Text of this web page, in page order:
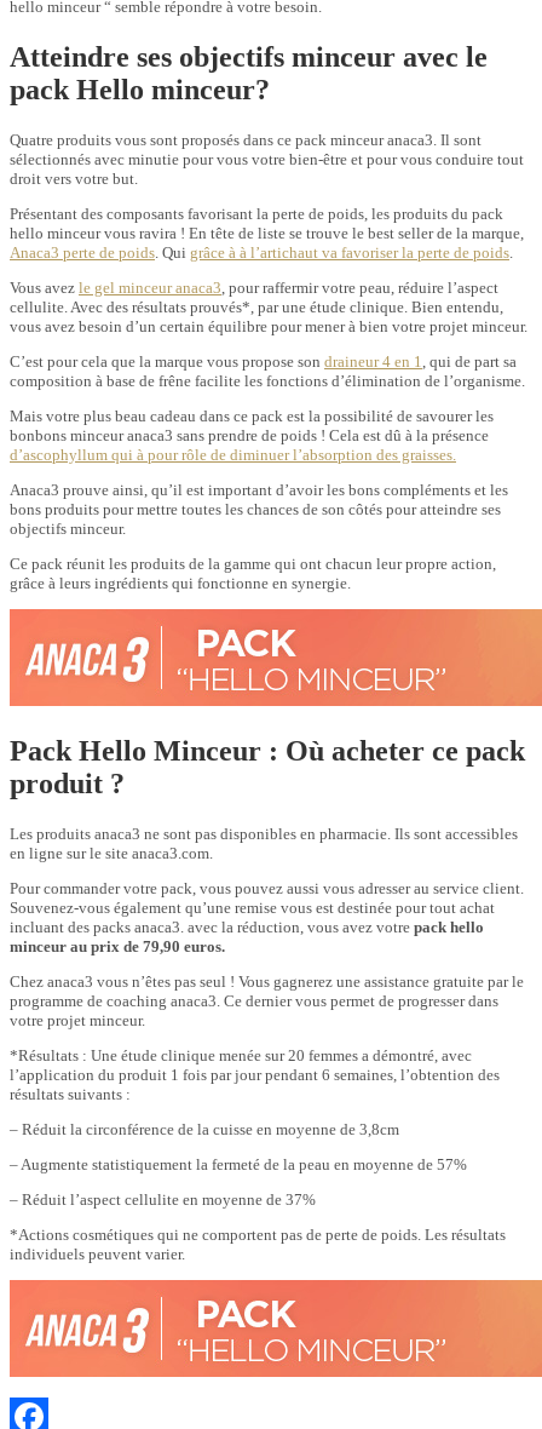
hello minceur “ semble répondre à votre besoin.
Atteindre ses objectifs minceur avec le
pack Hello minceur?
Quatre produits vous sont proposés dans ce pack minceur anaca3. Il sont
sélectionnés avec minutie pour vous votre bien-être et pour vous conduire tout
droit vers votre but.
Présentant des composants favorisant la perte de poids, les produits du pack
hello minceur vous ravira ! En tête de liste se trouve le best seller de la marque,
Anaca3 perte de poids. Qui grâce à à l’artichaut va favoriser la perte de poids.
Vous avez le gel minceur anaca3, pour raffermir votre peau, réduire l’aspect
cellulite. Avec des résultats prouvés*, par une étude clinique. Bien entendu,
vous avez besoin d’un certain équilibre pour mener à bien votre projet minceur.
C’est pour cela que la marque vous propose son draineur 4 en 1, qui de part sa
composition à base de frêne facilite les fonctions d’élimination de l’organisme.
Mais votre plus beau cadeau dans ce pack est la possibilité de savourer les
bonbons minceur anaca3 sans prendre de poids ! Cela est dû à la présence
d’ascophyllum qui à pour rôle de diminuer l’absorption des graisses.
Anaca3 prouve ainsi, qu’il est important d’avoir les bons compléments et les
bons produits pour mettre toutes les chances de son côtés pour atteindre ses
objectifs minceur.
Ce pack réunit les produits de la gamme qui ont chacun leur propre action,
grâce à leurs ingrédients qui fonctionne en synergie.
Pack Hello Minceur : Où acheter ce pack
produit ?
Les produits anaca3 ne sont pas disponibles en pharmacie. Ils sont accessibles
en ligne sur le site anaca3.com.
Pour commander votre pack, vous pouvez aussi vous adresser au service client.
Souvenez-vous également qu’une remise vous est destinée pour tout achat
incluant des packs anaca3. avec la réduction, vous avez votre pack hello
minceur au prix de 79,90 euros.
Chez anaca3 vous n’êtes pas seul ! Vous gagnerez une assistance gratuite par le
programme de coaching anaca3. Ce dernier vous permet de progresser dans
votre projet minceur.
*Résultats : Une étude clinique menée sur 20 femmes a démontré, avec
l’application du produit 1 fois par jour pendant 6 semaines, l’obtention des
résultats suivants :
– Réduit la circonférence de la cuisse en moyenne de 3,8cm
– Augmente statistiquement la fermeté de la peau en moyenne de 57%
– Réduit l’aspect cellulite en moyenne de 37%
*Actions cosmétiques qui ne comportent pas de perte de poids. Les résultats
individuels peuvent varier.